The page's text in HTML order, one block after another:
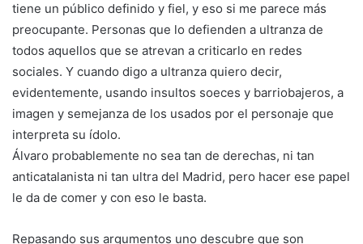
tiene un público definido y fiel, y eso si me parece más
preocupante. Personas que lo defienden a ultranza de
todos aquellos que se atrevan a criticarlo en redes
sociales. Y cuando digo a ultranza quiero decir,
evidentemente, usando insultos soeces y barriobajeros, a
imagen y semejanza de los usados por el personaje que
interpreta su ídolo.
Álvaro probablemente no sea tan de derechas, ni tan
anticatalanista ni tan ultra del Madrid, pero hacer ese papel
le da de comer y con eso le basta.
Repasando sus argumentos uno descubre que son